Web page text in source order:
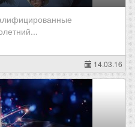
14.03.16